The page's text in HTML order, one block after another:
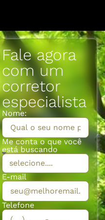
Fale agora
com um
corretor
especialista
Nome:
Me conta o que você
está buscando
E-mail
Telefone